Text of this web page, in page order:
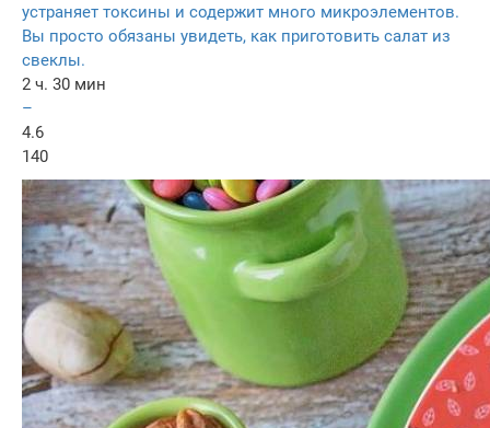
устраняет токсины и содержит много микроэлементов.
Вы просто обязаны увидеть, как приготовить салат из
свеклы.
2 ч. 30 мин
–
4.6
140